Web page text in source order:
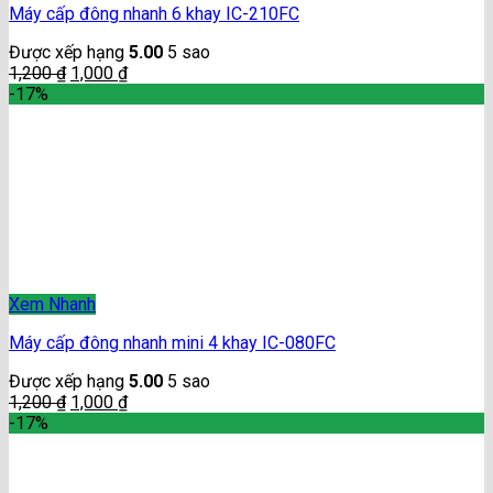
Máy cấp đông nhanh 6 khay IC-210FC
Được xếp hạng 5.00 5 sao
1,200₫ 1,000 ₫
-17%
Xem Nhanh
Máy cấp đông nhanh mini 4 khay IC-080FC
Được xếp hạng 5.00 5 sao
1,200₫ 1,000 ₫
-17%